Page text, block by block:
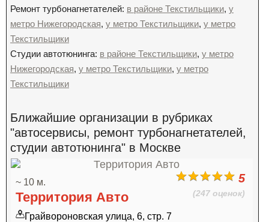
Ремонт турбонагнетателей: в районе Текстильщики, у
метро Нижегородская, у метро Текстильщики, у метро
Текстильщики
Студии автотюнинга: в районе Текстильщики, у метро
Нижегородская, у метро Текстильщики, у метро
Текстильщики
Ближайшие организации в рубриках
"автосервисы, ремонт турбонагнетателей,
студии автотюнинга" в Москве
5
(247 оценок)
~ 10 м.
Территория Авто
Грайвороновская улица, 6, стр. 7